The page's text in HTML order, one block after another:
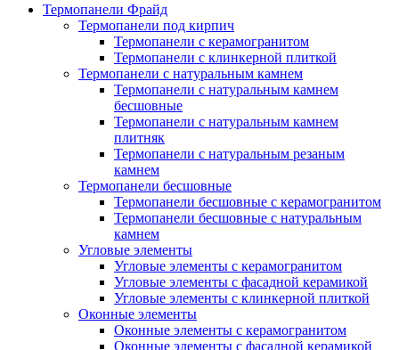
Термопанели Фрайд
Термопанели под кирпич
Термопанели с керамогранитом
Термопанели с клинкерной плиткой
Термопанели с натуральным камнем
Термопанели с натуральным камнем
бесшовные
Термопанели с натуральным камнем
плитняк
Термопанели с натуральным резаным
камнем
Термопанели бесшовные
Термопанели бесшовные с керамогранитом
Термопанели бесшовные с натуральным
камнем
Угловые элементы
Угловые элементы с керамогранитом
Угловые элементы с фасадной керамикой
Угловые элементы с клинкерной плиткой
Оконные элементы
Оконные элементы с керамогранитом
Оконные элементы с фасадной керамикой